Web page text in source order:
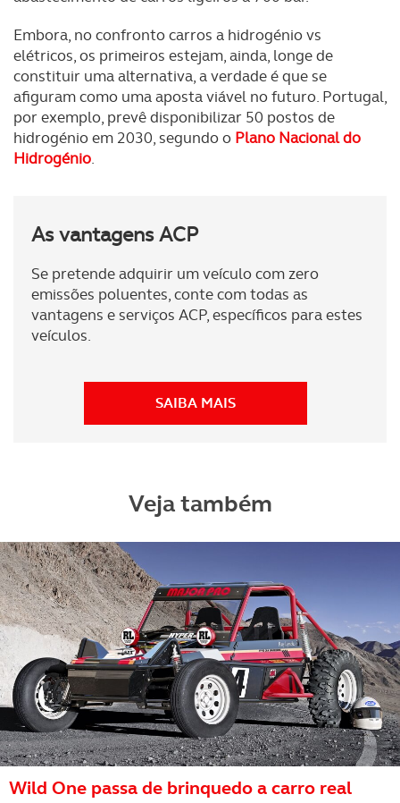
Embora, no confronto carros a hidrogénio vs
elétricos, os primeiros estejam, ainda, longe de
constituir uma alternativa, a verdade é que se
afiguram como uma aposta viável no futuro. Portugal,
por exemplo, prevê disponibilizar 50 postos de
hidrogénio em 2030, segundo o Plano Nacional do
Hidrogénio.
As vantagens ACP
Se pretende adquirir um veículo com zero
emissões poluentes, conte com todas as
vantagens e serviços ACP, específicos para estes
veículos.
SAIBA MAIS
Veja também
Wild One passa de brinquedo a carro real